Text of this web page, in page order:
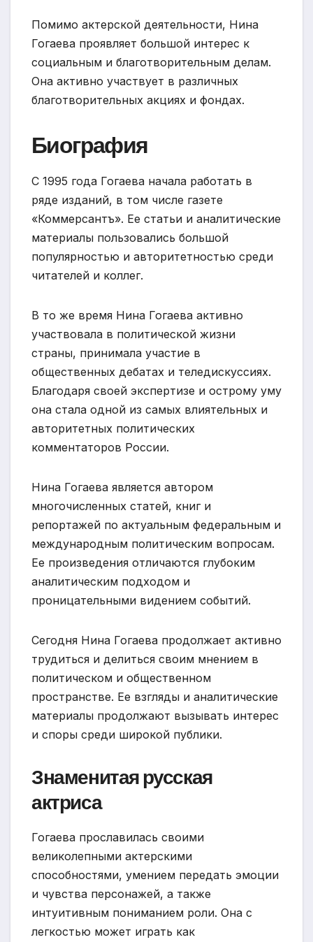
Помимо актерской деятельности, Нина
Гогаева проявляет большой интерес к
социальным и благотворительным делам.
Она активно участвует в различных
благотворительных акциях и фондах.
Биография
С 1995 года Гогаева начала работать в
ряде изданий, в том числе газете
«Коммерсантъ». Ее статьи и аналитические
материалы пользовались большой
популярностью и авторитетностью среди
читателей и коллег.
В то же время Нина Гогаева активно
участвовала в политической жизни
страны, принимала участие в
общественных дебатах и теледискуссиях.
Благодаря своей экспертизе и острому уму
она стала одной из самых влиятельных и
авторитетных политических
комментаторов России.
Нина Гогаева является автором
многочисленных статей, книг и
репортажей по актуальным федеральным и
международным политическим вопросам.
Ее произведения отличаются глубоким
аналитическим подходом и
проницательными видением событий.
Сегодня Нина Гогаева продолжает активно
трудиться и делиться своим мнением в
политическом и общественном
пространстве. Ее взгляды и аналитические
материалы продолжают вызывать интерес
и споры среди широкой публики.
Знаменитая русская
актриса
Гогаева прославилась своими
великолепными актерскими
способностями, умением передать эмоции
и чувства персонажей, а также
интуитивным пониманием роли. Она с
легкостью может играть как